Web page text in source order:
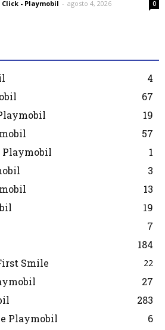
Click - Playmobil - agosto 4, 2026 0
4
67
19
57
Playmobil
1
3
13
19
7
184
Smile
22
27
283
Playmobil
6